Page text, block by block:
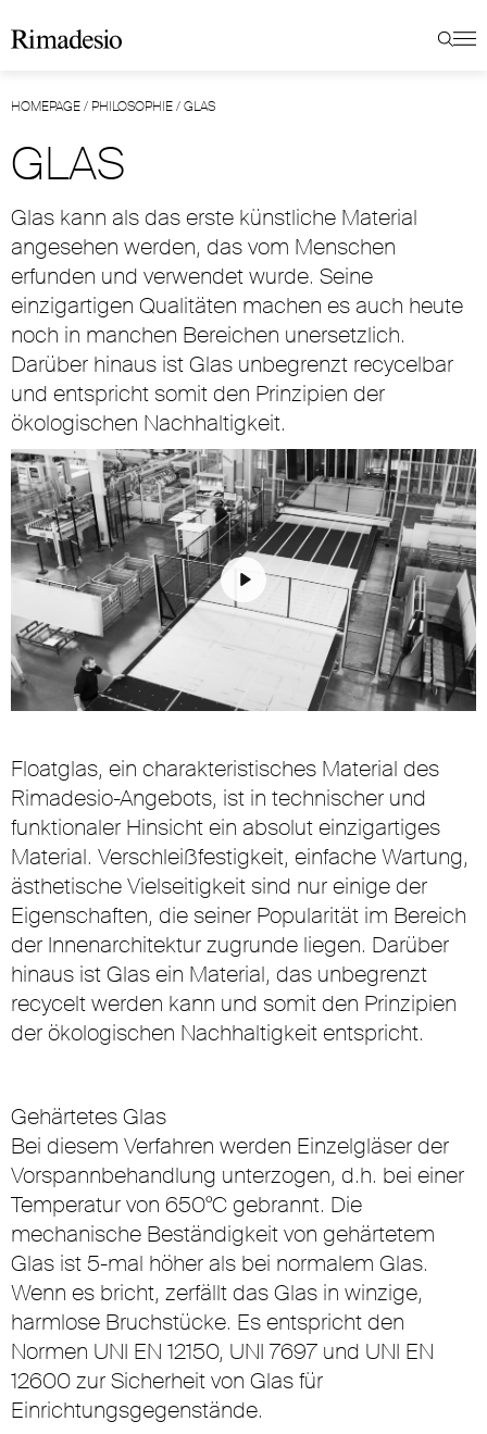
HOMEPAGE/ PHILOSOPHIE/GLAS
GLAS
Glas kann als das erste künstliche Material
angesehen werden, das vom Menschen
erfunden und verwendet wurde. Seine
einzigartigen Qualitäten machen es auch heute
noch in manchen Bereichen unersetzlich.
Darüber hinaus ist Glas unbegrenzt recycelbar
und entspricht somit den Prinzipien der
ökologischen Nachhaltigkeit.
Mute Settings
Play
Floatglas, ein charakteristisches Material des
Rimadesio-Angebots, ist in technischer und
funktionaler Hinsicht ein absolut einzigartiges
Material. Verschleißfestigkeit, einfache Wartung,
ästhetische Vielseitigkeit sind nur einige der
Eigenschaften, die seiner Popularität im Bereich
der Innenarchitektur zugrunde liegen. Darüber
hinaus ist Glas ein Material, das unbegrenzt
recycelt werden kann und somit den Prinzipien
der ökologischen Nachhaltigkeit entspricht.
Gehärtetes Glas
Bei diesem Verfahren werden Einzelgläser der
Vorspannbehandlung unterzogen, d.h. bei einer
Temperatur von 650°C gebrannt. Die
mechanische Beständigkeit von gehärtetem
Glas ist 5-mal höher als bei normalem Glas.
Wenn es bricht, zerfällt das Glas in winzige,
harmlose Bruchstücke. Es entspricht den
Normen UNI EN 12150, UNI 7697 und UNI EN
12600 zur Sicherheit von Glas für
Einrichtungsgegenstände.